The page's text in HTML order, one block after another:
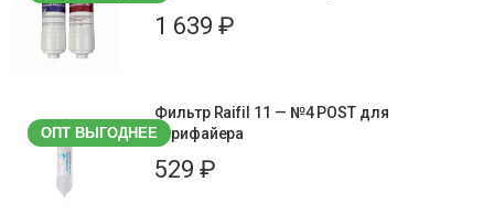
1 639 ₽
ОПТ ВЫГОДНЕЕ
Фильтр Raifil 11 — №4 РOST для
пурифайера
529 ₽